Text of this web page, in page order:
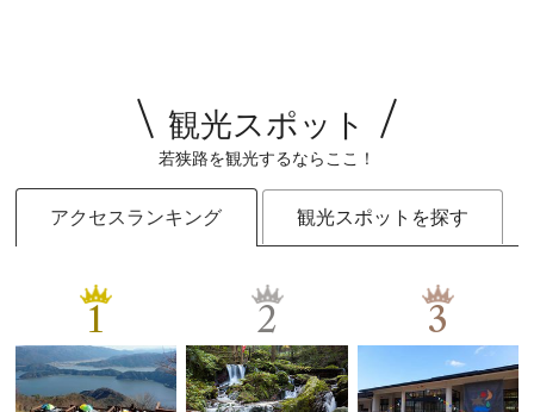
観光スポット
若狭路を観光するならここ！
アクセスランキング 観光スポットを探す
1 2 3